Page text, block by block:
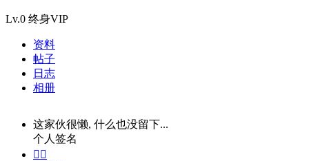
Lv.0 终身VIP
资料
帖子
日志
相册
这家伙很懒, 什么也没留下...
个人签名
 